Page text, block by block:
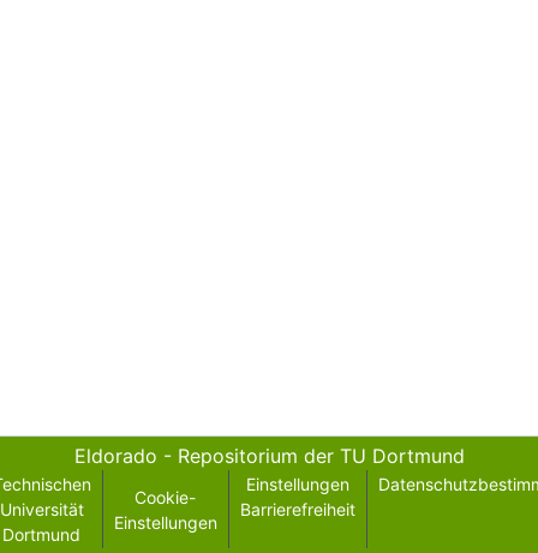
Eldorado - Repositorium der TU Dortmund
Universität
Dortmund
Cookie-
Einstellungen
Einstellungen
Barrierefreiheit